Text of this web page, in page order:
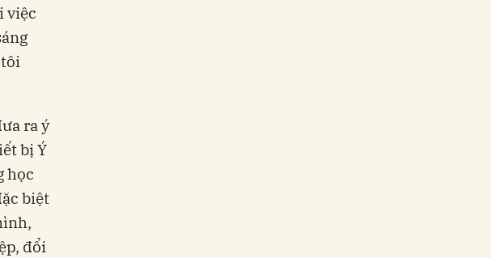
việc
ra ý
bị Ý
học
biệt
đổi